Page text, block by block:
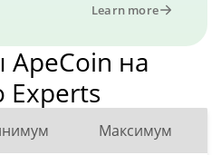
Learn more
на
Experts
Максимум